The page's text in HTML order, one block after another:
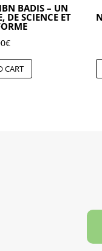
BADIS – UN
DE SCIENCE ET
€
CART